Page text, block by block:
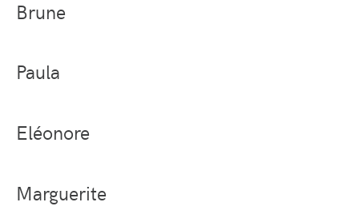
Brune
Paula
Eléonore
Marguerite